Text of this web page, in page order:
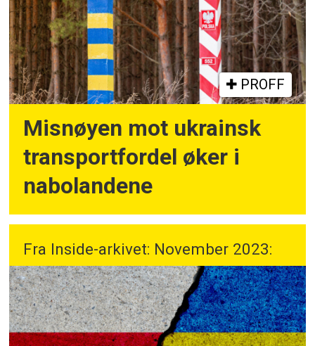
PROFF
Misnøyen mot ukrainsk
transportfordel øker i
nabolandene
Fra Inside-arkivet: November 2023: